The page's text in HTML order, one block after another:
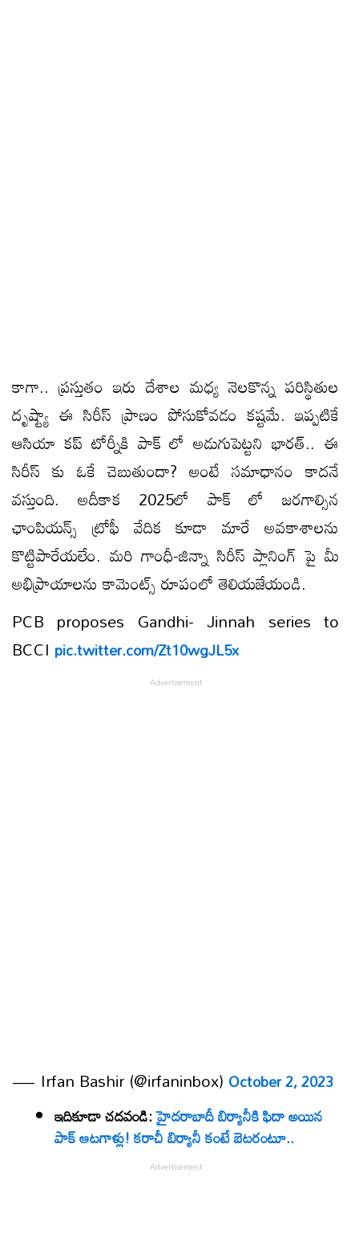
కాగా.. ప్రస్తుతం ఇరు దేశాల మధ్య నెలకొన్న పరిస్థితుల
దృష్ట్యా ఈ సిరీస్ ప్రాణం పోసుకోవడం కష్టమే. ఇప్పటికే
ఆసియా కప్ టోర్నీకి పాక్ లో అడుగుపెట్టని భారత్.. ఈ
సిరీస్ కు ఓకే చెబుతుందా? అంటే సమాధానం కాదనే
వస్తుంది. అదీకాక 2025లో పాక్ లో జరగాల్సిన
ఛాంపియన్స్ ట్రోఫీ వేదిక కూడా మారే అవకాశాలను
కొట్టిపారేయలేం. మరి గాంధీ-జిన్నా సిరీస్ ప్లానింగ్ పై మీ
అభిప్రాయాలను కామెంట్స్ రూపంలో తెలియజేయండి.
PCB proposes Gandhi- Jinnah series to
BCCI pic.twitter.com/Zt10wgJL5x
— Irfan Bashir (@irfaninbox) October 2, 2023
ఇదికూడా చదవండి:హైదరాబాదీ బిర్యానీకి ఫిదా అయిన
పాక్ ఆటగాళ్లు! కరాచీ బిర్యానీ కంటే బెటరంటూ..